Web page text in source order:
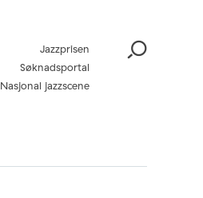
Jazzprisen
Søknadsportal
Nasjonal jazzscene